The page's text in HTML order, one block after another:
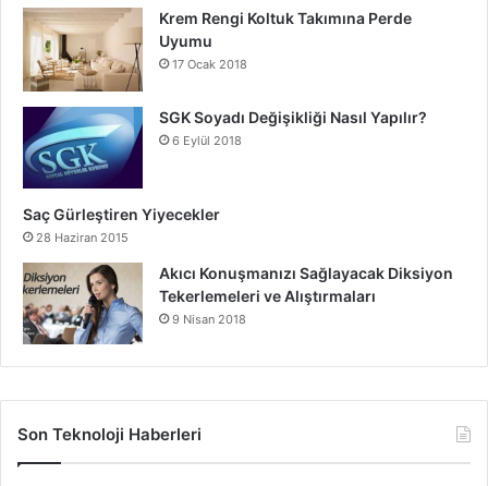
Krem Rengi Koltuk Takımına Perde
Uyumu
17 Ocak 2018
SGK Soyadı Değişikliği Nasıl Yapılır?
6 Eylül 2018
Saç Gürleştiren Yiyecekler
28 Haziran 2015
Akıcı Konuşmanızı Sağlayacak Diksiyon
Tekerlemeleri ve Alıştırmaları
9 Nisan 2018
Son Teknoloji Haberleri